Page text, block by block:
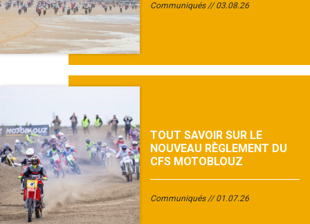
Communiqués 03.08.26
TOUT SAVOIR SUR LE
NOUVEAU RÈGLEMENT DU
CFS MOTOBLOUZ
Communiqués 01.07.26